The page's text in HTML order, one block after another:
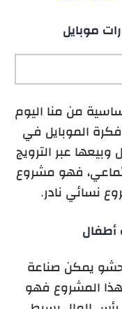
موبايل
من منا اليوم
الموبايل في
عبر الترويج
فهو مشروع
نسائي نادر.
أطفال
يمكن صناعة
هذا المشروع فهو